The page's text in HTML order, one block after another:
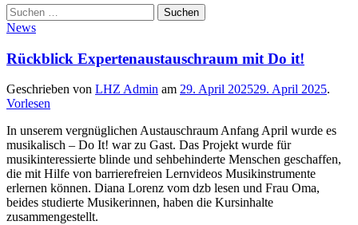
Suche
Suchen
nach:
News
Rückblick Expertenaustauschraum mit Do it!
Geschrieben von LHZ Admin am 29. April 202529. April 2025.
Vorlesen
In unserem vergnüglichen Austauschraum Anfang April wurde es
musikalisch – Do It! war zu Gast. Das Projekt wurde für
musikinteressierte blinde und sehbehinderte Menschen geschaffen,
die mit Hilfe von barrierefreien Lernvideos Musikinstrumente
erlernen können. Diana Lorenz vom dzb lesen und Frau Oma,
beides studierte Musikerinnen, haben die Kursinhalte
zusammengestellt.